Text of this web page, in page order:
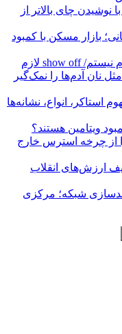
چای بالاتر از
بازار مسکن با کمبود
سوسن پرور: دیگر «عاشق» حرفه‌ام نیستم/ show off لازم
نان آدم‌ها را نمک‌گیر
استاکر، انواع، نشانه‌ها
ویتامین هستند؟
از چرخه استرس خارج
ارزش‌های انقلاب
شبکه؛ مرکزی